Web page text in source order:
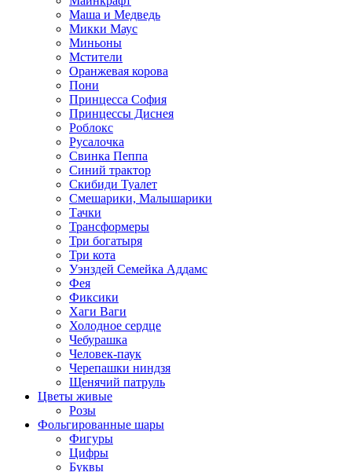
Маша и Медведь
Микки Маус
Миньоны
Мстители
Оранжевая корова
Пони
Принцесса София
Принцессы Диснея
Роблокс
Русалочка
Свинка Пеппа
Синий трактор
Скибиди Туалет
Смешарики, Малышарики
Тачки
Трансформеры
Три богатыря
Три кота
Уэнздей Семейка Аддамс
Фея
Фиксики
Хаги Ваги
Холодное сердце
Чебурашка
Человек-паук
Черепашки ниндзя
Щенячий патруль
Цветы живые
Розы
Фольгированные шары
Фигуры
Цифры
Буквы